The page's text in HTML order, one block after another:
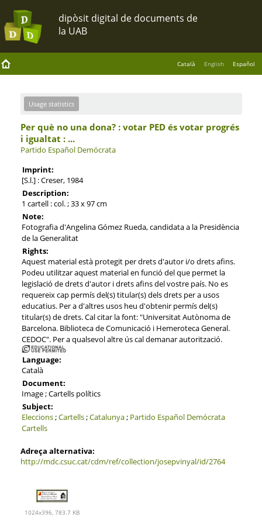
Català English Español
Usage statistics
Per què no una dona? : votar PED és votar progrés
i igualtat : ...
Partido Español Demócrata
Imprint:
[S.l.] : Creser, 1984
Description:
1 cartell : col. ; 33 x 97 cm
Note:
Fotografia d'Angelina Gómez Rueda, candidata a la Presidència
de la Generalitat
Rights:
Aquest material està protegit per drets d'autor i/o drets afins.
Podeu utilitzar aquest material en funció del que permet la
legislació de drets d'autor i drets afins del vostre país. No es
requereix cap permís del(s) titular(s) dels drets per a usos
educatius. Per a d'altres usos heu d'obtenir permís del(s)
titular(s) de drets. Cal citar la font: "Universitat Autònoma de
Barcelona. Biblioteca de Comunicació i Hemeroteca General.
CEDOC". Per a qualsevol altre ús cal demanar autorització.
Language:
Català
Document:
Image ; Cartells polítics
Subject:
Eleccions;Cartells;Catalunya; Partido Español Demócrata
Cartells
Adreça alternativa:
http://mdc.csuc.cat/cdm/ref/collection/josepvinyal/id/2764
1024x396, 783.7 KB